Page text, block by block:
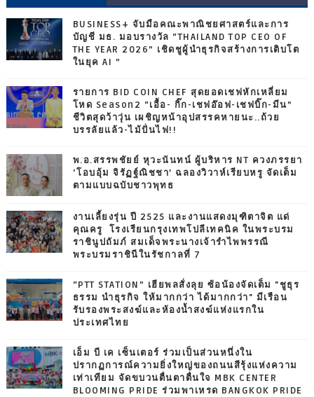
BUSINESS+ จับมือคณะพาณิชยศาสตร์และการ
บัญชี มธ. มอบรางวัล “THAILAND TOP CEO OF
THE YEAR 2026” เชิดชูผู้นำธุรกิจสร้างการเติบโต
ในยุค AI ”
รายการ BID COIN CHEF สุดยอดเชฟหักเหลี่ยม
โหด Season2 “เอื้อ- กิ๊ก-เชฟอ๊อฟ-เชฟบิ๊ก-มีน”
ชีวิตสุดว้าวุ่น เผชิญหน้าอุปสรรคหายนะ..ถ้วย
บรรลัยแล้ว-ไม้ปั่นไฟ!!
พ.อ.สรรพชัยย์ หุวะนันทน์ ผู้บริหาร NT ควงภรรยา
‘โอบอุ้ม จิรัฏฐ์ณิชชา’ ฉลองวิวาห์เรียบหรู จัดเต็ม
ตามแบบฉบับชาวพุทธ
งานเลี้ยงรุ่น ปี 2525 และงานแสดงมุฑิตาจิต แด่
คุณครู โรงเรียนกรุงเทพโปลีเทคนิค ในพระบรม
ราชินูปถัมภ์ สมเด็จพระนางเจ้ารำไพพรรณี
พระบรมราชินีในรัชกาลที่ 7
“PTT STATION” เฮียพลสั่งลุย ซ้อน้องจัดเต็ม "ชูธุร
ธรรม นำธุรกิจ ให้มากกว่า ได้มากกว่า" มีเรือน
รับรองพระสงฆ์และห้องน้ำสงฆ์แห่งแรกใน
ประเทศไทย
เอ็ม บี เค เซ็นเตอร์ ร่วมเป็นส่วนหนึ่งใน
ปรากฏการณ์ความยิ่งใหญ่ของถนนสีรุ้งแห่งความ
เท่าเทียม จัดขบวนตื่นตาตื่นใจ MBK CENTER
BLOOMING PRIDE ร่วมพาเหรด BANGKOK PRIDE